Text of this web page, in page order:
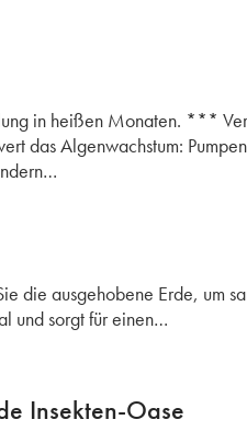
in heißen Monaten. ***
das Algenwachstum:
die ausgehobene Erde, um
und sorgt für einen…
Insekten-Oase